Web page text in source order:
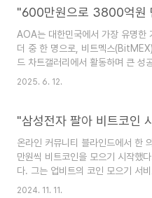
지 않지만, 상승장이 지속되면 펌
인식기관 투자자 유입으로 개인
후 자산 시장 전반에 역대급 상승
략 선호5. 자산 운용 현황2022
락..
AOA는 대한민국에서 가장 유명한
더 중 한 명으로, 비트멕스
드 차트갤러리에서 활동하며 큰 성
니다.주요 내용:트레이딩 시작:
수익 내역이 비트멕스 리더보드에서
중단했다가 2025년 4월, 600억원
인과 이더리움을 매수하며 복귀했습
원칙: 시장을 끊임없이 의심하고,
랑에 빠지지 않는 것이 철칙이며, 올
2025. 6. 12.
온라인 커뮤니티 블라인드에서 한
만원씩 비트코인을 모으기 시작했
다. 그는 업비트의 코인 모으기 서
기적으로 비트코인을 매수하고 있으
2024. 11. 11.